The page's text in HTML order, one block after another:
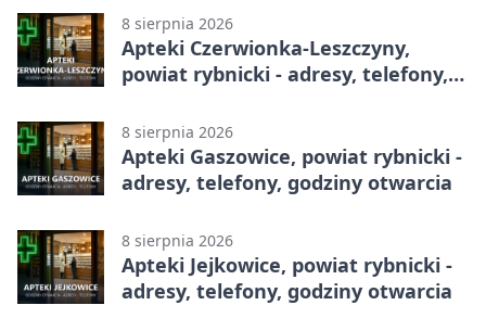
8 sierpnia 2026
Apteki Czerwionka-Leszczyny,
powiat rybnicki - adresy, telefony,
8 sierpnia 2026
Apteki Gaszowice, powiat rybnicki -
adresy, telefony, godziny otwarcia
8 sierpnia 2026
Apteki Jejkowice, powiat rybnicki -
adresy, telefony, godziny otwarcia